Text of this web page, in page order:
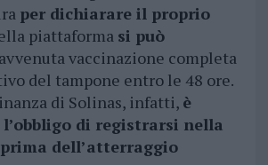
per dichiarare il proprio
piattaforma si può
vaccinazione completa
del tampone entro le 48 ore.
di Solinas, infatti, è
di registrarsi nella
prima dell’atterraggio